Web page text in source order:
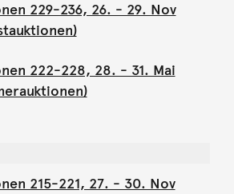
229-236, 26. - 29. Nov
222-228, 28. - 31. Mai
215-221, 27. - 30. Nov